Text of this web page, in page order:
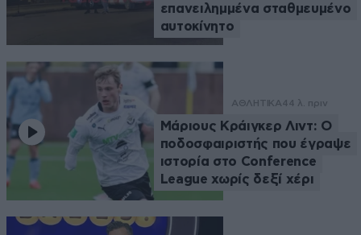
επανειλημμένα σταθμευμένο
αυτοκίνητο
ΑΘΛΗΤΙΚΑ44 λ. πριν
Μάριους Κράιγκερ Λιντ: Ο
ποδοσφαιριστής που έγραψε
ιστορία στο Conference
League χωρίς δεξί χέρι